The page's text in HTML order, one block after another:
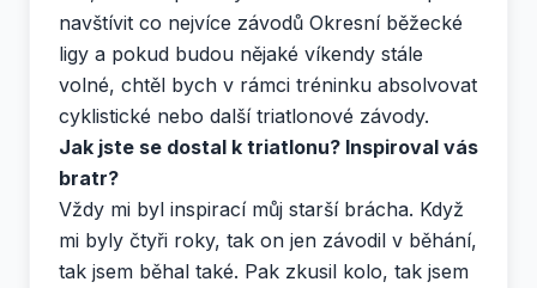
navštívit co nejvíce závodů Okresní běžecké
ligy a pokud budou nějaké víkendy stále
volné, chtěl bych v rámci tréninku absolvovat
cyklistické nebo další triatlonové závody.
Jak jste se dostal k triatlonu? Inspiroval vás
bratr?
Vždy mi byl inspirací můj starší brácha. Když
mi byly čtyři roky, tak on jen závodil v běhání,
tak jsem běhal také. Pak zkusil kolo, tak jsem